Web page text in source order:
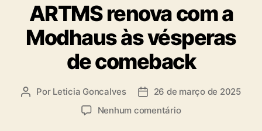
t
e
g
o
r
ARTMS renova com a
Modhaus às vésperas
de comeback
A Por Leticia Goncalves
D 26 de março de 2025
Nenhum comentárioe